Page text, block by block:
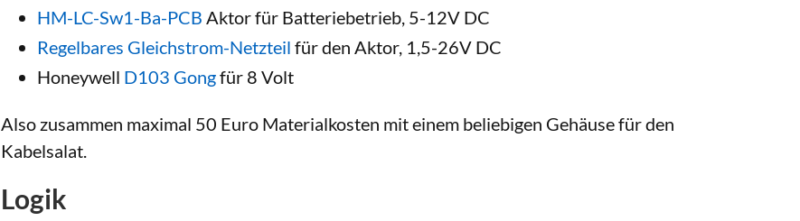
HM-LC-Sw1-Ba-PCB Aktor für Batteriebetrieb, 5-12V DC
Regelbares Gleichstrom-Netzteil für den Aktor, 1,5-26V DC
Honeywell D103 Gongfür 8 Volt
Also zusammen maximal 50 Euro Materialkosten mit einem beliebigen Gehäuse für den
Kabelsalat.
Logik